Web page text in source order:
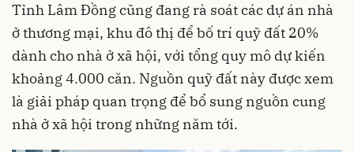
Tỉnh Lâm Đồng cũng đang rà soát các dự án nhà
ở thương mại, khu đô thị để bố trí quỹ đất 20%
dành cho nhà ở xã hội, với tổng quy mô dự kiến
khoảng 4.000 căn. Nguồn quỹ đất này được xem
là giải pháp quan trọng để bổ sung nguồn cung
nhà ở xã hội trong những năm tới.